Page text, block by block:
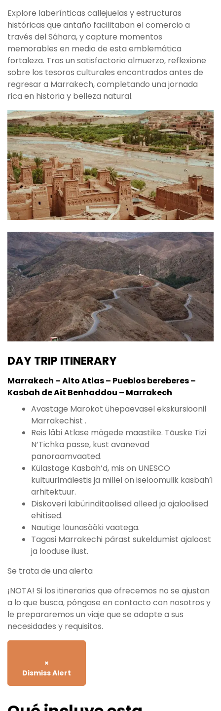
Explore laberínticas callejuelas y estructuras
históricas que antaño facilitaban el comercio a
través del Sáhara, y capture momentos
memorables en medio de esta emblemática
fortaleza. Tras un satisfactorio almuerzo, reflexione
sobre los tesoros culturales encontrados antes de
regresar a Marrakech, completando una jornada
rica en historia y belleza natural.
DAY TRIP ITINERARY
Marrakech – Alto Atlas – Pueblos bereberes –
Kasbah de Ait Benhaddou – Marrakech
Avastage Marokot ühepäevasel ekskursioonil
Marrakechist .
Reis läbi Atlase mägede maastike. Tõuske Tizi
N’Tichka passe, kust avanevad
panoraamvaated.
Külastage Kasbah’d, mis on UNESCO
kultuurimälestis ja millel on iseloomulik kasbah’i
arhitektuur.
Diskoveri labürinditaolised alleed ja ajaloolised
ehitised.
Nautige lõunasööki vaatega.
Tagasi Marrakechi pärast sukeldumist ajaloost
ja looduse ilust.
Se trata de una alerta
¡NOTA! Si los itinerarios que ofrecemos no se ajustan
a lo que busca, póngase en contacto con nosotros y
le prepararemos un viaje que se adapte a sus
necesidades y requisitos.
×
Dismiss Alert